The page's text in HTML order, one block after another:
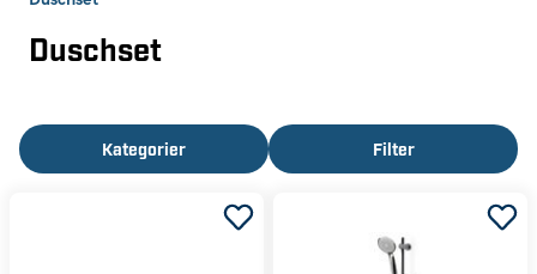
Duschset
Kategorier Filter